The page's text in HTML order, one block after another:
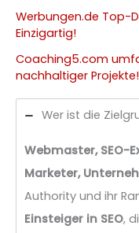
Werbungen.de Top-
Einzigartig!
Coaching5.com
nachhaltiger Projekte!
Wer ist die
Webmaster, SEO-
Marketer,
Authority und ihr
Einsteiger in SEO,